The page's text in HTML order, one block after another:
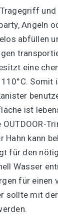
Angeln
abfüllen
eine
ist
kann
für den
Wasser
für einen
sollte mit